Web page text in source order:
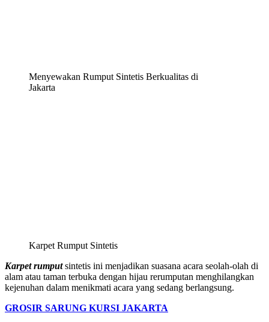
Menyewakan Rumput Sintetis Berkualitas di
Jakarta
Karpet Rumput Sintetis
Karpet rumputsintetis ini menjadikan suasana acara seolah-olah di
alam atau taman terbuka dengan hijau rerumputan menghilangkan
kejenuhan dalam menikmati acara yang sedang berlangsung.
GROSIR SARUNG KURSI JAKARTA